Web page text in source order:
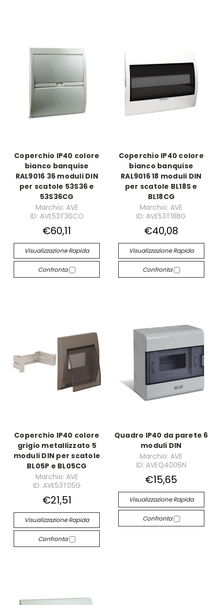
Coperchio IP40 colore
bianco banquise
RAL9016 36 moduli DIN
per scatole 53S36 e
53S36CG
Marchio: AVE
ID: AVE53T36CO
€60,11
Visualizzazione Rapida
Confronta
Coperchio IP40 colore
bianco banquise
RAL9016 18 moduli DIN
per scatole BL18S e
BL18CG
Marchio: AVE
ID: AVE53T18BG
€40,08
Visualizzazione Rapida
Confronta
Coperchio IP40 colore
grigio metallizzato 5
moduli DIN per scatole
BL05P e BL05CG
Marchio: AVE
ID: AVE53T05G
€21,51
Visualizzazione Rapida
Confronta
Quadro IP40 da parete 6
moduli DIN
Marchio: AVE
ID: AVEQ4006N
€15,65
Visualizzazione Rapida
Confronta